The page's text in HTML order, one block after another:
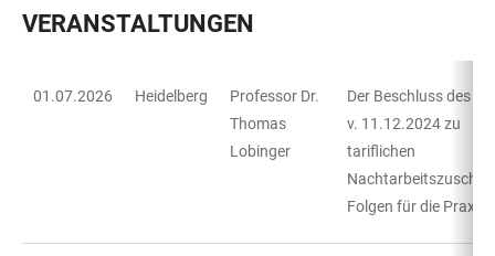
VERANSTALTUNGEN
01.07.2026 Heidelberg
Professor Dr.
Thomas
Lobinger
Der Beschluss des
v. 11.12.2024 zu
tariflichen
Folgen für die Praxis